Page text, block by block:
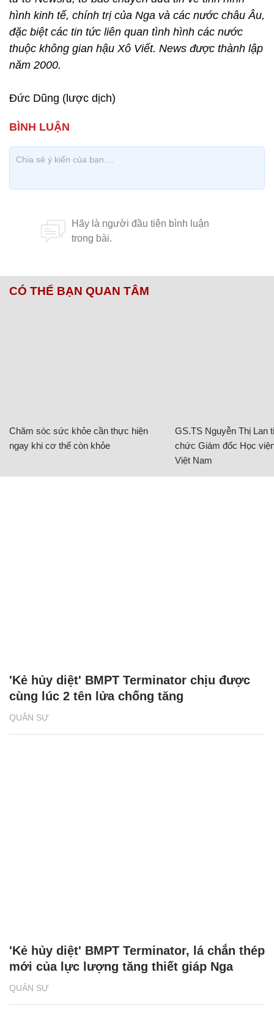
hình kinh tế, chính trị của Nga và các nước châu Âu,
đặc biệt các tin tức liên quan tình hình các nước
thuộc không gian hậu Xô Viết. News được thành lập
năm 2000.
Đức Dũng (lược dịch)
CÓ THỂ BẠN QUAN TÂM
Chăm sóc sức khỏe cần thực hiện
ngay khi cơ thể còn khỏe
GS.TS Nguyễn Thị Lan
chức Giám đốc Học
Việt Nam
QUÂN SỰ
'Kẻ hủy diệt' BMPT Terminator chịu được
cùng lúc 2 tên lửa chống tăng
QUÂN SỰ
'Kẻ hủy diệt' BMPT Terminator, lá chắn thép
mới của lực lượng tăng thiết giáp Nga